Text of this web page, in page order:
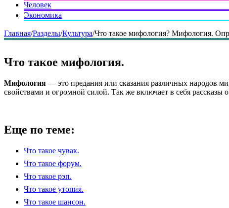
Человек
Экономика
Главная/Разделы/Культура/Что такое мифология? Мифология.
Что такое мифология.
Мифология — это предания или сказания различных народов
свойствами и огромной силой. Так же включает в себя
Еще по теме:
Что такое чувак.
Что такое форум.
Что такое рэп.
Что такое утопия.
Что такое шансон.